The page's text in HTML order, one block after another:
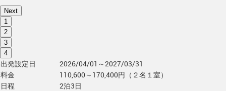
Next
1
2
3
4
出発設定日
2026/04/01～2027/03/31
料金
110,600～170,400円（２名１室）
日程
2泊3日